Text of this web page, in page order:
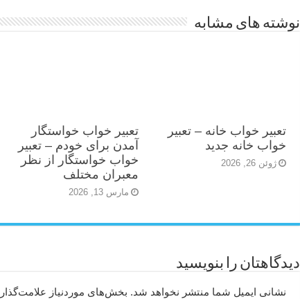
نوشته های مشابه
تعبیر خواب خانه – تعبیر
خواب خانه جدید
ژوئن 26, 2026
تعبیر خواب خواستگار
آمدن برای خودم – تعبیر
خواب خواستگار از نظر
معبران مختلف
مارس 13, 2026
دیدگاهتان را بنویسید
نشانی ایمیل شما منتشر نخواهد شد. بخش‌های موردنیاز